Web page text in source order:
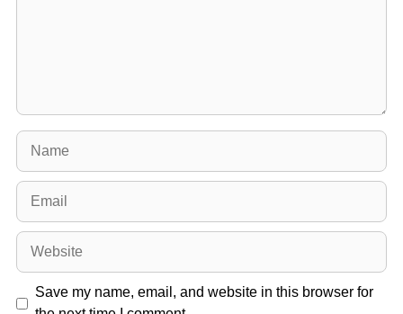
Name
Email
Website
Save my name, email, and website in this browser for